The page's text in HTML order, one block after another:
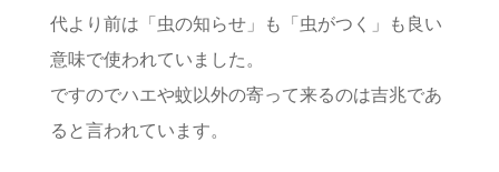
代より前は「虫の知らせ」も「虫がつく」も良い
意味で使われていました。
ですのでハエや蚊以外の寄って来るのは吉兆であ
ると言われています。